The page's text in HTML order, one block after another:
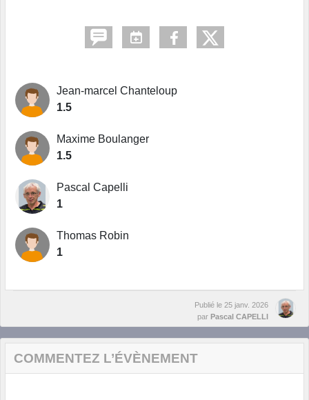
Jean-marcel Chanteloup
1.5
Maxime Boulanger
1.5
Pascal Capelli
1
Thomas Robin
1
Publié le 25 janv. 2026
par Pascal CAPELLI
COMMENTEZ L’ÉVÈNEMENT